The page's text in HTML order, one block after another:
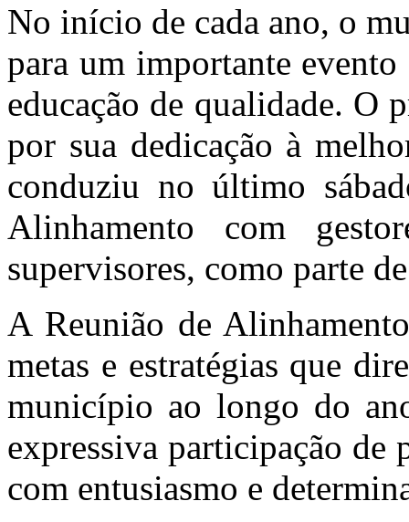
No início de cada ano, o
para um importante
educação de qualidade. O
por sua dedicação à
conduziu no último
Alinhamento com
supervisores, como parte
A Reunião de
metas e estratégias que
município ao longo do
expressiva participação de
com entusiasmo e